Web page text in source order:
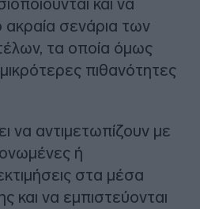
ακραία σενάρια των
τα οποία όμως
πιθανότητες
να αντιμετωπίζουν με
ή
στα μέσα
και να εμπιστεύονται